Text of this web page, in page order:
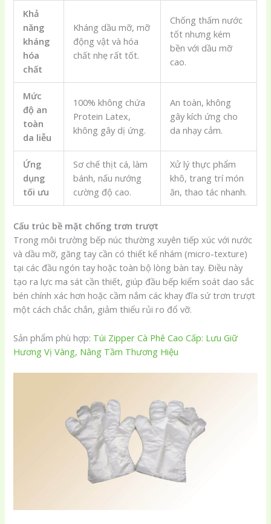
Khả
năng
kháng
hóa
chất
Kháng dầu mỡ, mỡ
động vật và hóa
chất nhẹ rất tốt.
Chống thấm nước
tốt nhưng kém
bền với dầu mỡ
cao.
Mức
độ an
toàn
da liễu
100% không chứa
Protein Latex,
không gây dị ứng.
An toàn, không
gây kích ứng cho
da nhạy cảm.
Ứng
dụng
tối ưu
Sơ chế thịt cá, làm
bánh, nấu nướng
cường độ cao.
Xử lý thực phẩm
khô, trang trí món
ăn, thao tác nhanh.
Cấu trúc bề mặt chống trơn trượt
Trong môi trường bếp núc thường xuyên tiếp xúc với nước
và dầu mỡ, găng tay cần có thiết kế nhám (micro-texture)
tại các đầu ngón tay hoặc toàn bộ lòng bàn tay. Điều này
tạo ra lực ma sát cần thiết, giúp đầu bếp kiểm soát dao sắc
bén chính xác hơn hoặc cầm nắm các khay đĩa sứ trơn trượt
một cách chắc chắn, giảm thiểu rủi ro đổ vỡ.
Sản phẩm phù hợp: Túi Zipper Cà Phê Cao Cấp: Lưu Giữ
Hương Vị Vàng, Nâng Tầm Thương Hiệu